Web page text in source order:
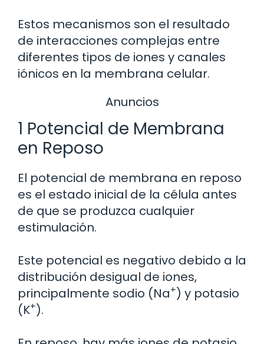
Estos mecanismos son el resultado
de interacciones complejas entre
diferentes tipos de iones y canales
iónicos en la membrana celular.
Anuncios
1 Potencial de Membrana
en Reposo
El potencial de membrana en reposo
es el estado inicial de la célula antes
de que se produzca cualquier
estimulación.
Este potencial es negativo debido a la
distribución desigual de iones,
principalmente sodio (Na+) y potasio
(K+).